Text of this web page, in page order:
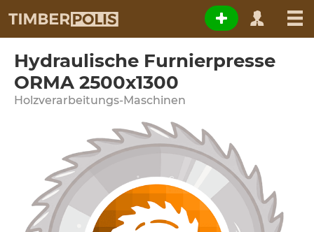
Hydraulische Furnierpresse
ORMA 2500x1300
Holzverarbeitungs-Maschinen